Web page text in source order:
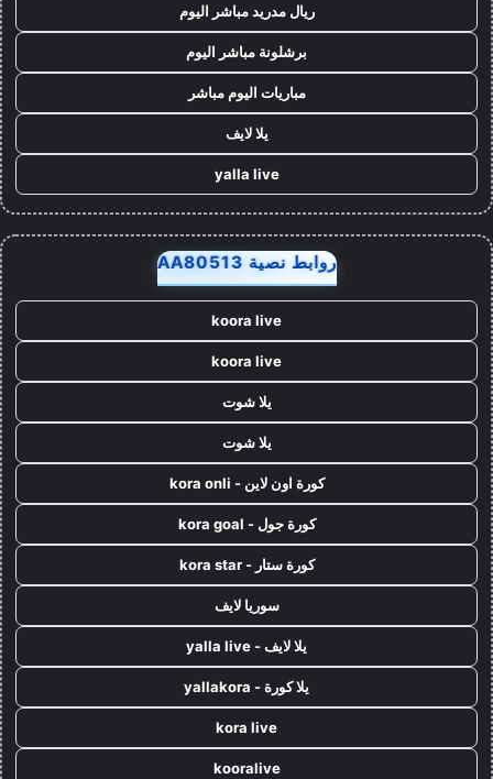
ريال مدريد مباشر اليوم
برشلونة مباشر اليوم
مباريات اليوم مباشر
يلا لايف
yalla live
روابط نصية AA80513
koora live
koora live
يلا شوت
يلا شوت
كورة اون لاين - kora onli
كورة جول - kora goal
كورة ستار - kora star
سوريا لايف
يلا لايف - yalla live
يلا كورة - yallakora
kora live
kooralive